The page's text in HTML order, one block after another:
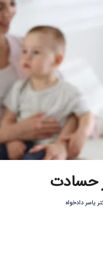
یاسر دادخواه